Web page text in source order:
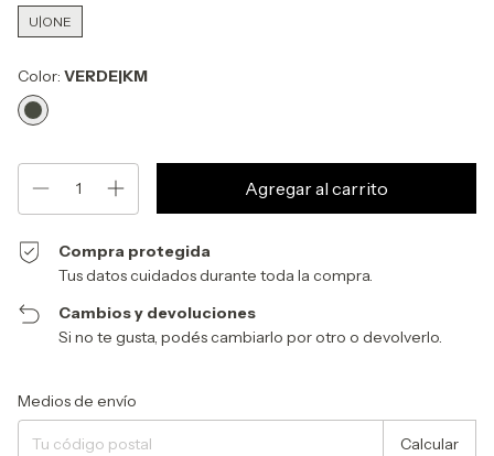
U|ONE
Color: VERDE|KM
Compra protegida
Tus datos cuidados durante toda la compra.
Cambios y devoluciones
Si no te gusta, podés cambiarlo por otro o devolverlo.
Entregas para el CP:
Medios de envío
Calcular